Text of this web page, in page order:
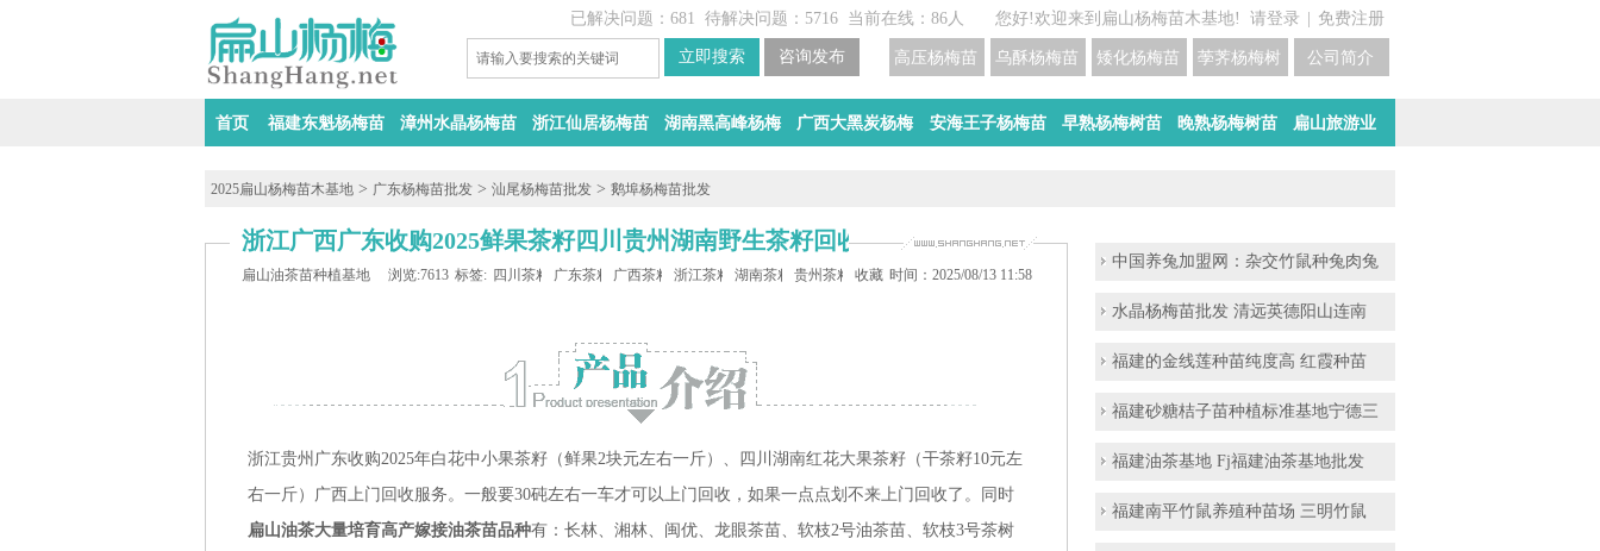
您好!欢迎来到扁山杨梅苗木基地! 请登录 免费注册
已解决问题：681 待解决问题：5716 当前在线：86人
公司简介
荸荠杨梅树苗培育
矮化杨梅苗价格
乌酥杨梅苗培育基地
高压杨梅苗
首页 福建东魁杨梅苗 漳州水晶杨梅苗 浙江仙居杨梅苗 湖南黑高峰杨梅 广西大黑炭杨梅 安海王子杨梅苗 早熟杨梅树苗 晚熟杨梅树苗 扁山旅游业
2025扁山杨梅苗木基地 > 广东杨梅苗批发 > 汕尾杨梅苗批发 > 鹅埠杨梅苗批发
浙江广西广东收购2025鲜果茶籽四川贵州湖南野生茶籽回收-扁山油茶
扁山油茶苗种植基地 浏览:7613 标签: 四川茶籽收购广东茶籽回收广西茶籽回收浙江茶籽回收湖南茶籽收购贵州茶籽收购
收藏 时间：2025/08/13 11:58
浙江贵州广东收购2025年白花中小果茶籽（鲜果2块元左右一斤）、四川湖南红花大果茶籽（干茶籽10元左
右一斤）广西上门回收服务。一般要30砘左右一车才可以上门回收，如果一点点划不来上门回收了。同时
扁山油茶大量培育高产嫁接油茶苗品种有：长林、湘林、闽优、龙眼茶苗、软枝2号油茶苗、软枝3号茶树
中国养兔加盟网：杂交竹鼠种兔肉兔
水晶杨梅苗批发 清远英德阳山连南
福建的金线莲种苗纯度高 红霞种苗
福建砂糖桔子苗种植标准基地宁德三
福建油茶基地 Fj福建油茶基地批发
福建南平竹鼠养殖种苗场 三明竹鼠